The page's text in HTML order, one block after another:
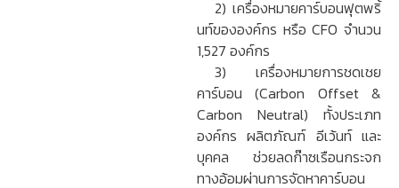
2) เครื่องหมายคาร์บอนฟุตพริ้
นท์ขององค์กร หรือ CFO จำนวน
1,527 องค์กร
3) เครื่องหมายการชดเชย
คาร์บอน (Carbon Offset &
Carbon Neutral) ทั้งประเภท
องค์กร ผลิตภัณฑ์ อีเว้นท์ และ
บุคคล ช่วยลดก๊าซเรือนกระจก
ทางอ้อมผ่านการจัดหาคาร์บอน